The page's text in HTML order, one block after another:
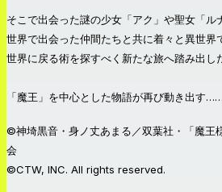
そこで出会った謎の少女「アク」や聖女「ル
世界で出会った仲間たちと共に着々と異世界
世界に戻る術を探すべく新たな旅へ踏み出し
「魔王」を中心とした物語が再び動き出す……
©︎神埼黒音・身ノ丈あまる／双葉社・「魔王
会
©CTW, INC. All rights reserved.